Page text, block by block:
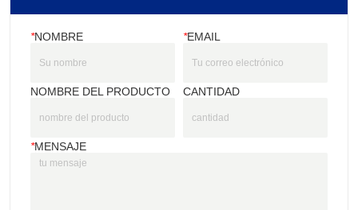
*NOMBRE *EMAIL
NOMBRE DEL PRODUCTO CANTIDAD
*MENSAJE